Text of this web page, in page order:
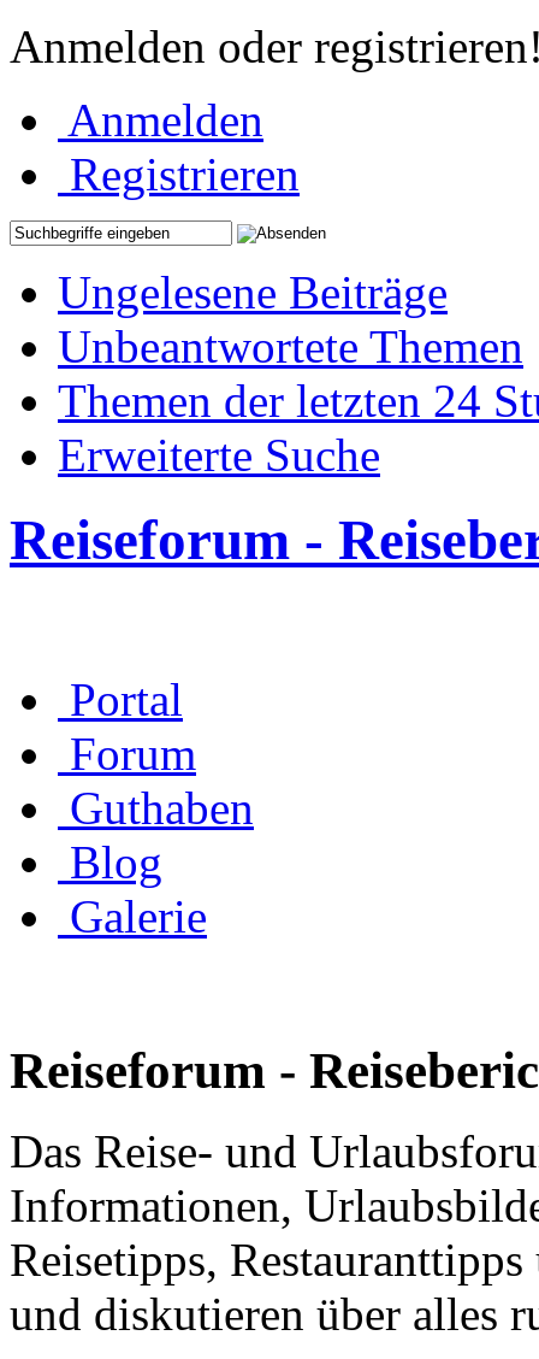
Anmelden oder
Anmelden
Registrieren
Ungelesene Beiträge
Unbeantwortete Themen
Themen der letzten 24
Erweiterte Suche
Reiseforum -
Portal
Forum
Guthaben
Blog
Galerie
Reiseforum -
Das Reise- und
Informationen,
Reisetipps,
und diskutieren über alles